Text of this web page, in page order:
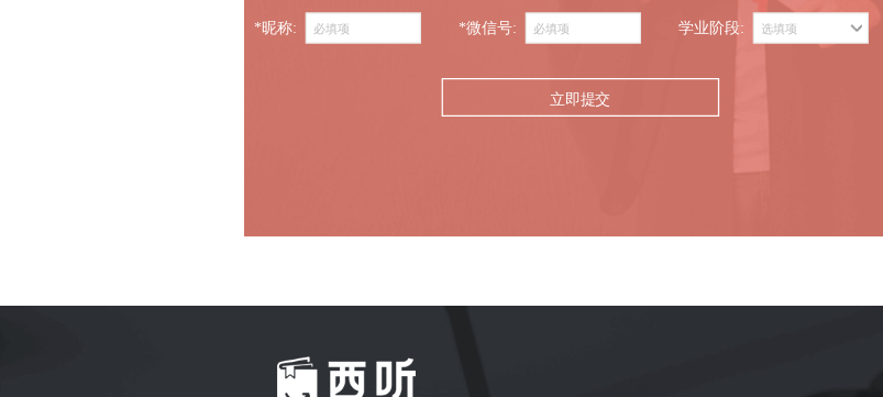
*昵称: *微信号: 学业阶段:
立即提交